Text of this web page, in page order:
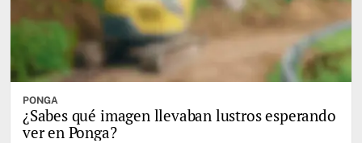
PONGA
¿Sabes qué imagen llevaban lustros esperando
ver en Ponga?